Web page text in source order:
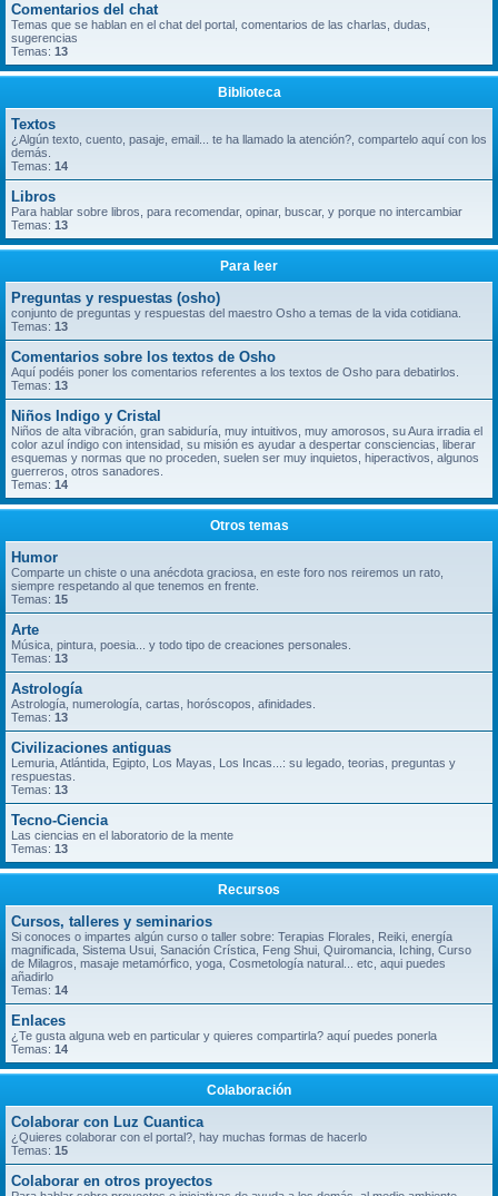
Comentarios del chat
Temas que se hablan en el chat del portal, comentarios de las charlas, dudas,
sugerencias
Temas: 13
Biblioteca
Textos
¿Algún texto, cuento, pasaje, email... te ha llamado la atención?, compartelo aquí con los
demás.
Temas: 14
Libros
Para hablar sobre libros, para recomendar, opinar, buscar, y porque no intercambiar
Temas: 13
Para leer
Preguntas y respuestas (osho)
conjunto de preguntas y respuestas del maestro Osho a temas de la vida cotidiana.
Temas: 13
Comentarios sobre los textos de Osho
Aquí podéis poner los comentarios referentes a los textos de Osho para debatirlos.
Temas: 13
Niños Indigo y Cristal
Niños de alta vibración, gran sabiduría, muy intuitivos, muy amorosos, su Aura irradia el
color azul índigo con intensidad, su misión es ayudar a despertar consciencias, liberar
esquemas y normas que no proceden, suelen ser muy inquietos, hiperactivos, algunos
guerreros, otros sanadores.
Temas: 14
Otros temas
Humor
Comparte un chiste o una anécdota graciosa, en este foro nos reiremos un rato,
siempre respetando al que tenemos en frente.
Temas: 15
Arte
Música, pintura, poesia... y todo tipo de creaciones personales.
Temas: 13
Astrología
Astrología, numerología, cartas, horóscopos, afinidades.
Temas: 13
Civilizaciones antiguas
Lemuria, Atlántida, Egipto, Los Mayas, Los Incas...: su legado, teorias, preguntas y
respuestas.
Temas: 13
Tecno-Ciencia
Las ciencias en el laboratorio de la mente
Temas: 13
Recursos
Cursos, talleres y seminarios
Si conoces o impartes algún curso o taller sobre: Terapias Florales, Reiki, energía
magnificada, Sistema Usui, Sanación Crística, Feng Shui, Quiromancia, Iching, Curso
de Milagros, masaje metamórfico, yoga, Cosmetología natural... etc, aqui puedes
añadirlo
Temas: 14
Enlaces
¿Te gusta alguna web en particular y quieres compartirla? aquí puedes ponerla
Temas: 14
Colaboración
Colaborar con Luz Cuantica
¿Quieres colaborar con el portal?, hay muchas formas de hacerlo
Temas: 15
Colaborar en otros proyectos